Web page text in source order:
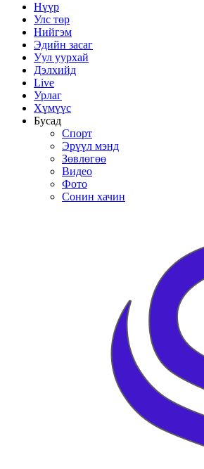
Нүүр
Улс төр
Нийгэм
Эдийн засаг
Уул уурхай
Дэлхийд
Live
Урлаг
Хүмүүс
Бусад
Спорт
Эрүүл мэнд
Зөвлөгөө
Видео
Фото
Сонин хачин